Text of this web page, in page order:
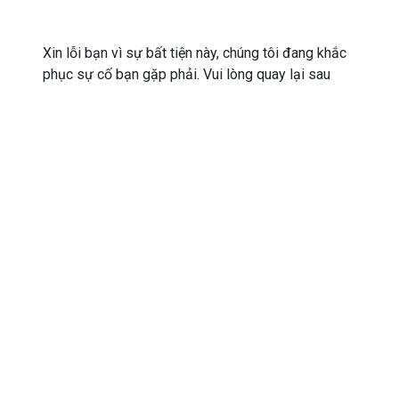
Xin lỗi bạn vì sự bất tiện này, chúng tôi đang khắc
phục sự cố bạn gặp phải. Vui lòng quay lại sau